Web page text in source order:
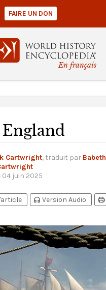
En français
FAIRE UN DON
Cartwright, traduit par Babeth
04 juin 2025
headphones Version Audio print